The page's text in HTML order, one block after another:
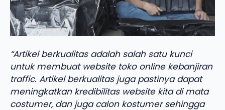
“Artikel berkualitas adalah salah satu kunci
untuk membuat website toko online kebanjiran
traffic. Artikel berkualitas juga pastinya dapat
meningkatkan kredibilitas website kita di mata
costumer, dan juga calon kostumer sehingga